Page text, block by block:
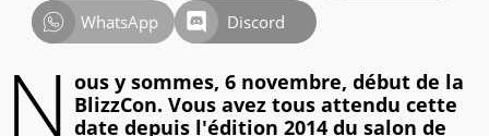
WhatsApp
Discord
N ous y sommes, 6 novembre, début de la
BlizzCon. Vous avez tous attendu cette
date depuis l'édition 2014 du salon de